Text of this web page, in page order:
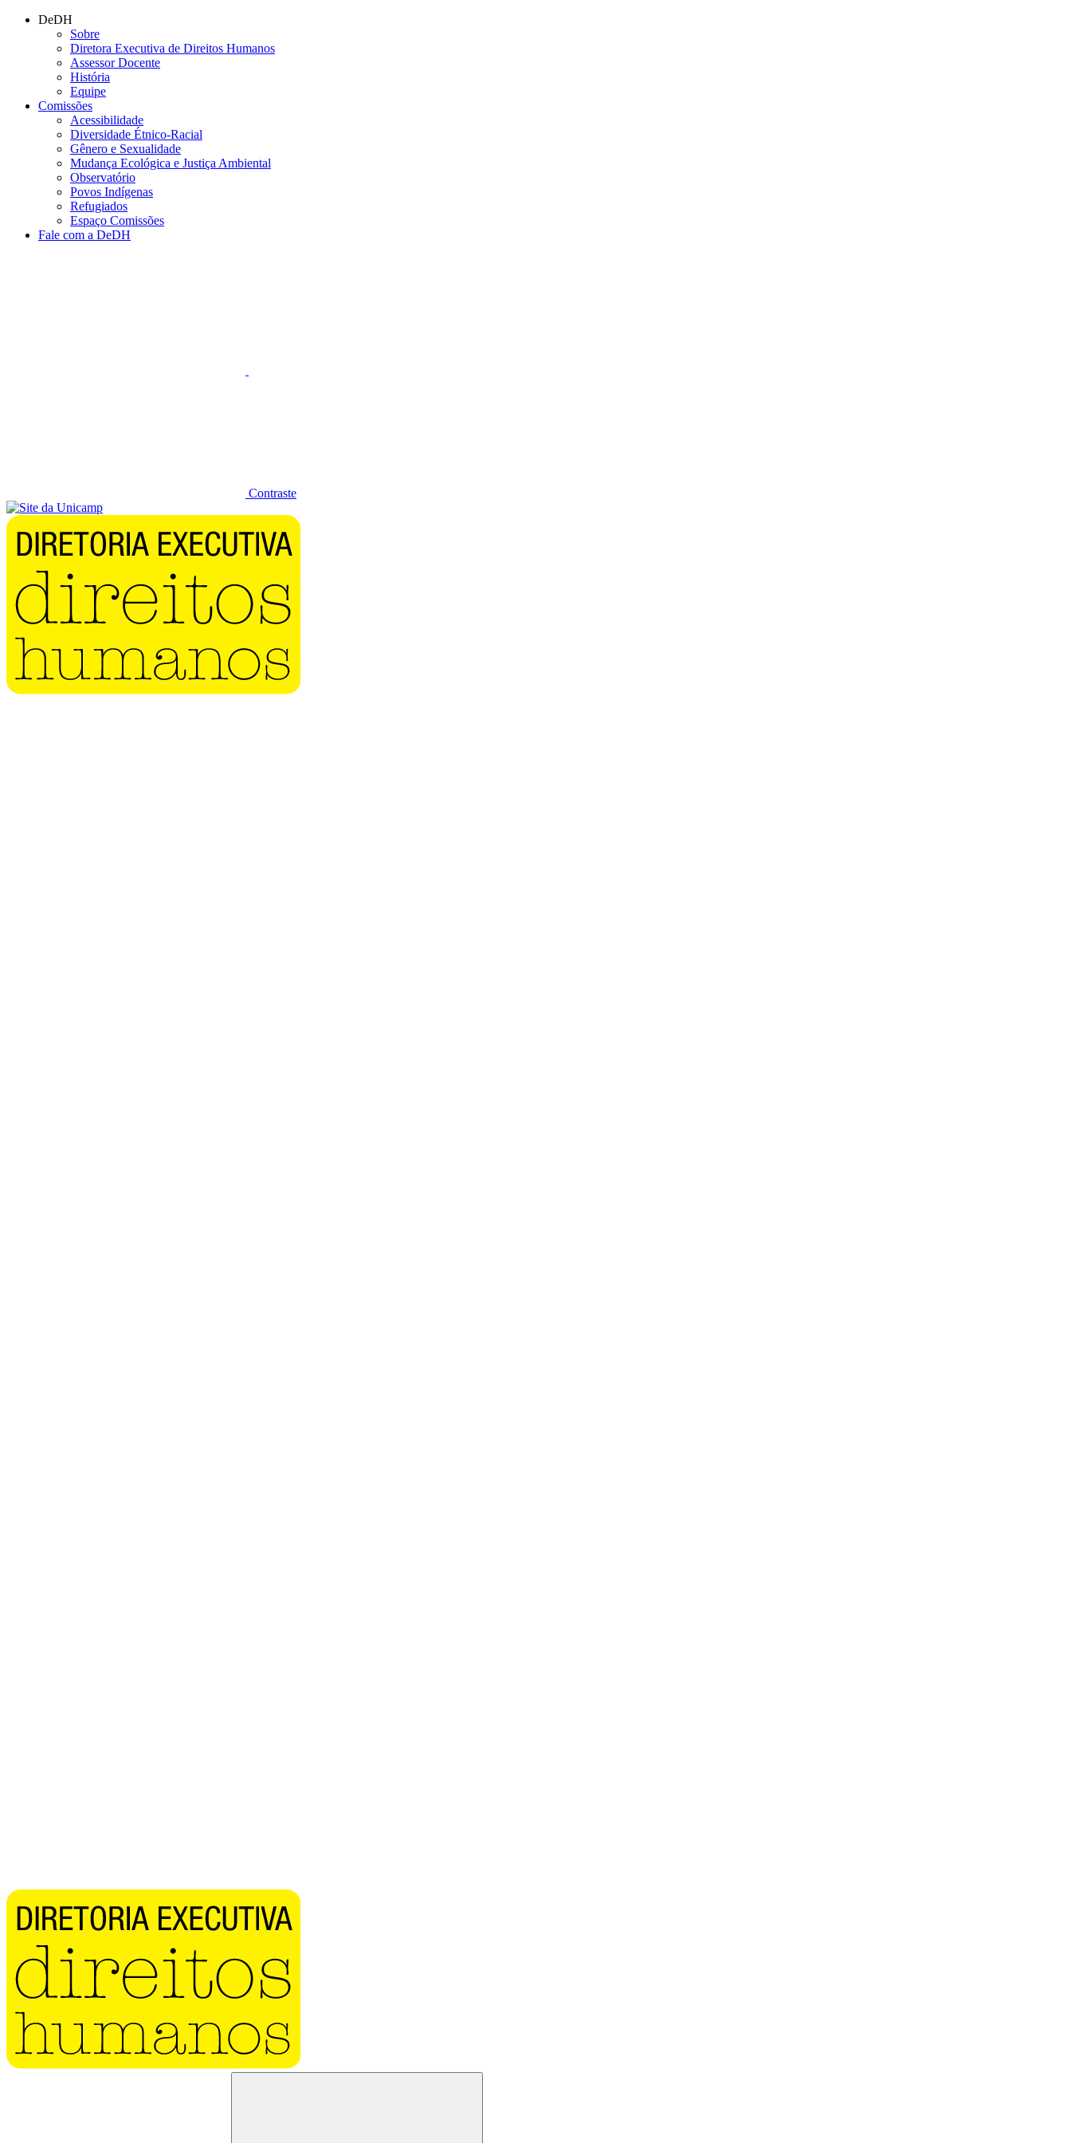
Conteúdo principal
DeDH
Sobre
Diretora Executiva de Direitos Humanos
Assessor Docente
História
Equipe
Comissões
Acessibilidade
Diversidade Étnico-Racial
Gênero e Sexualidade
Mudança Ecológica e Justiça Ambiental
Observatório
Povos Indígenas
Refugiados
Espaço Comissões
Fale com a DeDH
Contraste